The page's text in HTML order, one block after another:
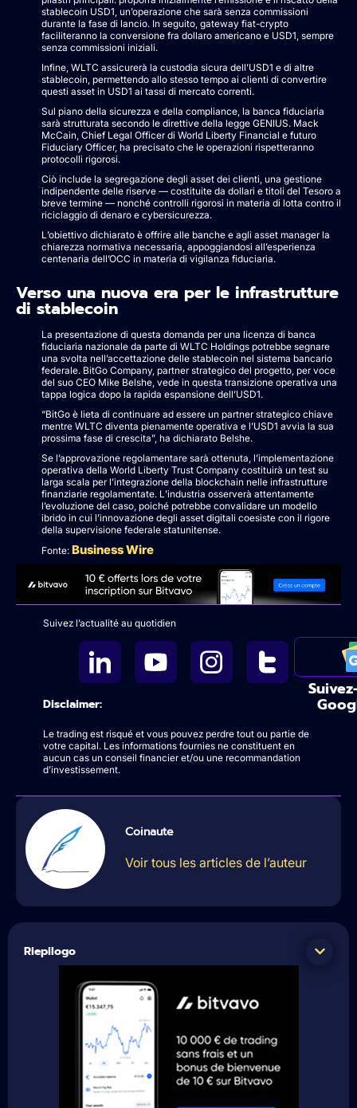
stablecoin USD1, un’operazione che sarà senza commissioni
durante la fase di lancio. In seguito, gateway fiat-crypto
faciliteranno la conversione fra dollaro americano e USD1, sempre
senza commissioni iniziali.
Infine, WLTC assicurerà la custodia sicura dell’USD1 e di altre
stablecoin, permettendo allo stesso tempo ai clienti di convertire
questi asset in USD1 ai tassi di mercato correnti.
Sul piano della sicurezza e della compliance, la banca fiduciaria
sarà strutturata secondo le direttive della legge GENIUS. Mack
McCain, Chief Legal Officer di World Liberty Financial e futuro
Fiduciary Officer, ha precisato che le operazioni rispetteranno
protocolli rigorosi.
Ciò include la segregazione degli asset dei clienti, una gestione
indipendente delle riserve — costituite da dollari e titoli del Tesoro a
breve termine — nonché controlli rigorosi in materia di lotta contro il
riciclaggio di denaro e cybersicurezza.
L’obiettivo dichiarato è offrire alle banche e agli asset manager la
chiarezza normativa necessaria, appoggiandosi all’esperienza
centenaria dell’OCC in materia di vigilanza fiduciaria.
Verso una nuova era per le infrastrutture
di stablecoin
La presentazione di questa domanda per una licenza di banca
fiduciaria nazionale da parte di WLTC Holdings potrebbe segnare
una svolta nell’accettazione delle stablecoin nel sistema bancario
federale. BitGo Company, partner strategico del progetto, per voce
del suo CEO Mike Belshe, vede in questa transizione operativa una
tappa logica dopo la rapida espansione dell’USD1.
“BitGo è lieta di continuare ad essere un partner strategico chiave
mentre WLTC diventa pienamente operativa e l’USD1 avvia la sua
prossima fase di crescita”, ha dichiarato Belshe.
Se l’approvazione regolamentare sarà ottenuta, l’implementazione
operativa della World Liberty Trust Company costituirà un test su
larga scala per l’integrazione della blockchain nelle infrastrutture
finanziarie regolamentate. L’industria osserverà attentamente
l’evoluzione del caso, poiché potrebbe convalidare un modello
ibrido in cui l’innovazione degli asset digitali coesiste con il rigore
della supervisione federale statunitense.
Fonte: Business Wire
Suivez l’actualité au quotidien
Disclaimer:
Le trading est risqué et vous pouvez perdre tout ou partie de
votre capital. Les informations fournies ne constituent en
aucun cas un conseil financier et/ou une recommandation
d’investissement.
Coinaute
Voir tous les articles de l’auteur
Riepilogo